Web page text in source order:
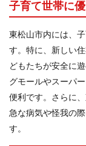
子育て世帯に
東松山市内には、
す。特に、新しい
どもたちが安全に
グモールやスーパ
便利です。さらに
急な病気や怪我の
す。